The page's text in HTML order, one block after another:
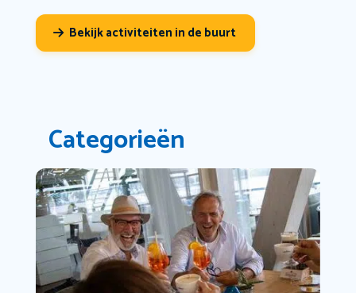
Bekijk activiteiten in de buurt
Categorieën